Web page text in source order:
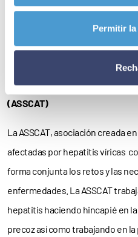
Permitir
hepatocarcinomas, 1632
fue causa de fallecimiento.
Sobre la Asociación Catalana
(ASSCAT)
La ASSCAT, asociación creada
afectadas por hepatitis víricas
forma conjunta los retos y las
enfermedades. La ASSCAT
hepatitis haciendo hincapié en
precoz así como trabajando en